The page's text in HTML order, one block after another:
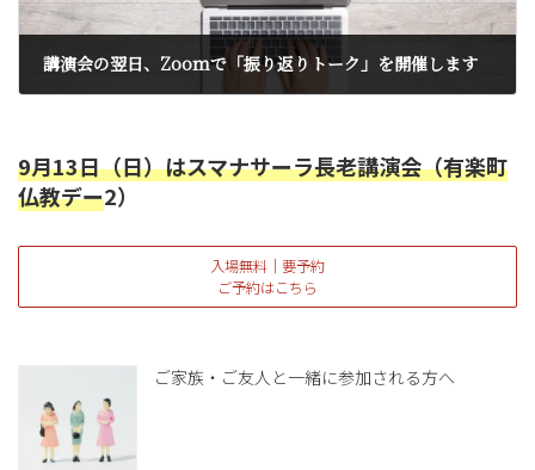
講演会の翌日、Zoomで「振り返りトーク」を開催します
9月13日（日）はスマナサーラ長老講演会（有楽町
仏教デー2）
入場無料｜要予約
ご予約はこちら
ご家族・ご友人と一緒に参加される方へ